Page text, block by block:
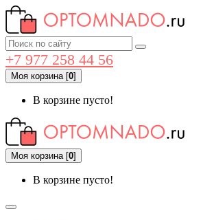
+7 977 258 44 56
Моя корзина[0]
В корзине пусто!
Моя корзина[0]
В корзине пусто!